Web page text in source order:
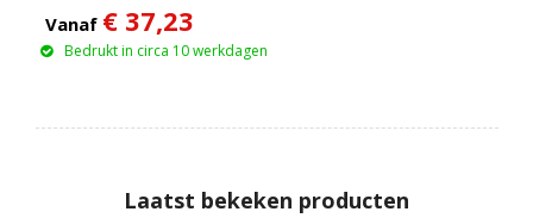
Vanaf € 37,23
Bedrukt in circa 10 werkdagen
Laatst bekeken producten